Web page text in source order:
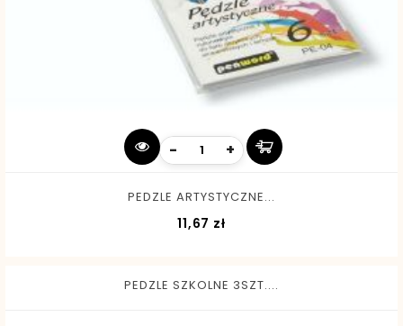
- +
PEDZLE ARTYSTYCZNE...
11,67 zł
PEDZLE SZKOLNE 3SZT....